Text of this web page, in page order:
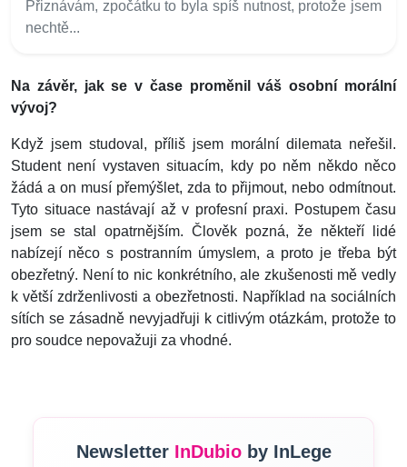
Přiznávám, zpočátku to byla spíš nutnost, protože jsem
nechtě...
Na závěr, jak se v čase proměnil váš osobní morální
vývoj?
Když jsem studoval, příliš jsem morální dilemata neřešil.
Student není vystaven situacím, kdy po něm někdo něco
žádá a on musí přemýšlet, zda to přijmout, nebo odmítnout.
Tyto situace nastávají až v profesní praxi. Postupem času
jsem se stal opatrnějším. Člověk pozná, že někteří lidé
nabízejí něco s postranním úmyslem, a proto je třeba být
obezřetný. Není to nic konkrétního, ale zkušenosti mě vedly
k větší zdrženlivosti a obezřetnosti. Například na sociálních
sítích se zásadně nevyjadřuji k citlivým otázkám, protože to
pro soudce nepovažuji za vhodné.
Newsletter InDubioby InLege